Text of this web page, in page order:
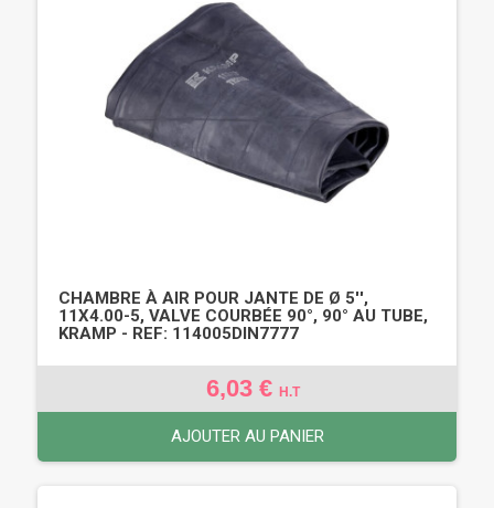
CHAMBRE À AIR POUR JANTE DE Ø 5'',
11X4.00-5, VALVE COURBÉE 90°, 90° AU TUBE,
KRAMP - REF: 114005DIN7777
6,03 € H.T
AJOUTER AU PANIER